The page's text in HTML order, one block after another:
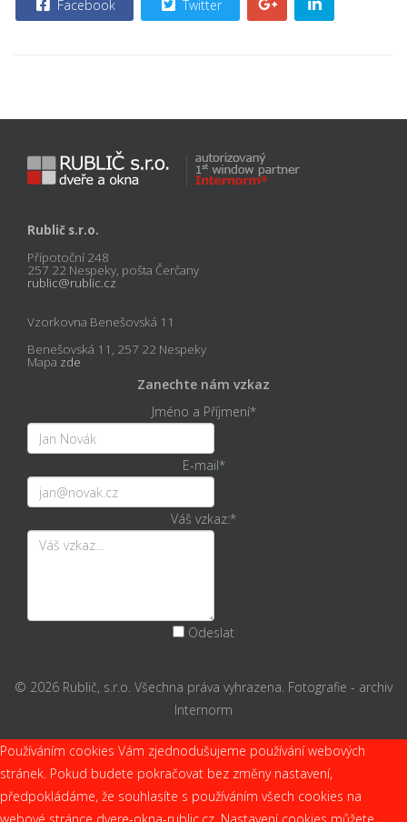
Facebook Twitter
Rublič s.r.o.
Přípotoční 248
257 22 Nespeky, pošta Čerčany
rublic@rublic.cz
Vzorkovna Benešovská 11
Benešovská 11, 257 22 Nespeky
Mapa zde
Zanechte nám vzkaz
Jméno a Příjmení*
E-mail*
Váš vzkaz:*
Odeslat
© 2026 Rublič, s.r.o. Všechna práva vyhrazena. Fotografie - archiv
Internorm
Používáním cookies Vám zjednodušujeme používání webových
stránek. Pokud budete pokračovat bez změny nastavení,
předpokládáme, že souhlasíte s používáním všech cookies na